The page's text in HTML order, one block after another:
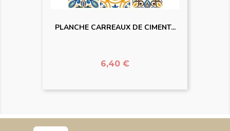
PLANCHE CARREAUX DE CIMENT...
Prix
6,40 €